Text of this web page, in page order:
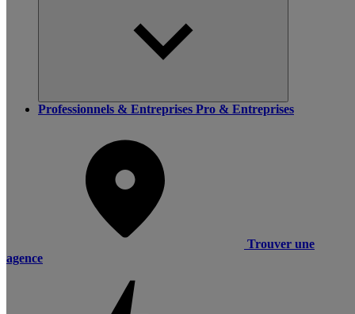
Professionnels & Entreprises Pro & Entreprises
Trouver une
agence